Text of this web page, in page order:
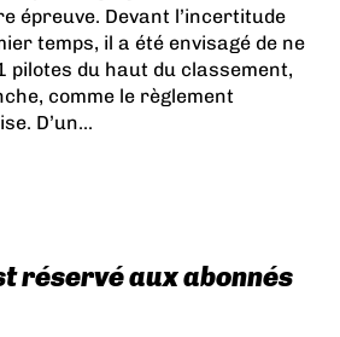
épreuve. Devant l’incertitude
temps, il a été envisagé de ne
pilotes du haut du classement,
comme le règlement
D’un...
réservé aux abonnés